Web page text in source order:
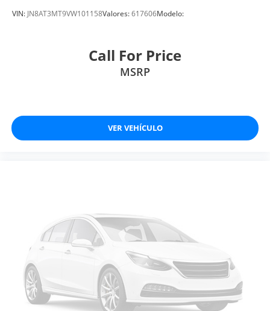
VIN: JN8AT3MT9VW101158Valores:617606Modelo:
Call For Price
MSRP
VER VEHÍCULO